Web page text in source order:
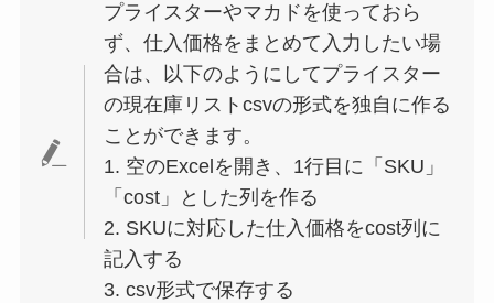
プライスターやマカドを使っておら
ず、仕入価格をまとめて入力したい場
合は、以下のようにしてプライスター
の現在庫リストcsvの形式を独自に作る
ことができます。
1. 空のExcelを開き、1行目に「SKU」
「cost」とした列を作る
2. SKUに対応した仕入価格をcost列に
記入する
3. csv形式で保存する